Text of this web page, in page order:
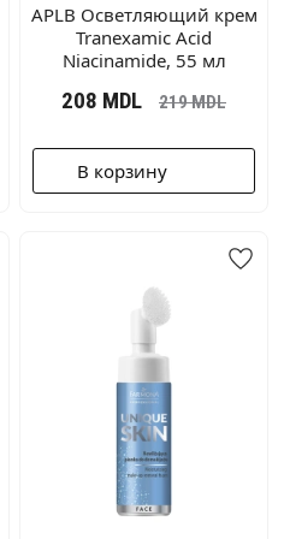
APLB Осветляющий крем
Tranexamic Acid
Niacinamide, 55 мл
208 MDL 219MDL
В корзину